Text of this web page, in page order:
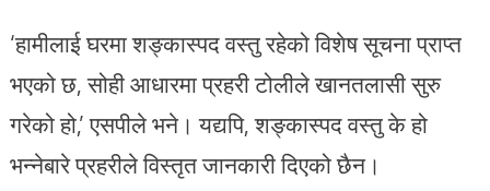
‘हामीलाई घरमा शङ्कास्पद वस्तु रहेको विशेष सूचना प्राप्त
भएको छ, सोही आधारमा प्रहरी टोलीले खानतलासी सुरु
गरेको हो,’ एसपीले भने। यद्यपि, शङ्कास्पद वस्तु के हो
भन्नेबारे प्रहरीले विस्तृत जानकारी दिएको छैन।